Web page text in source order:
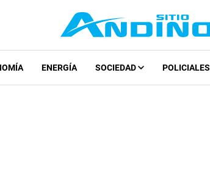
ENERGÍA SOCIEDAD POLICIALES